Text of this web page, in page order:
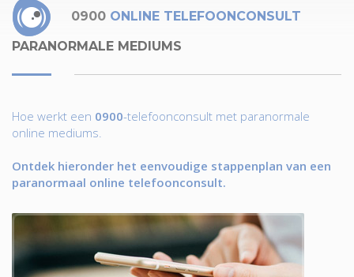
0900 ONLINE TELEFOONCONSULT
PARANORMALE MEDIUMS
Hoe werkt een 0900-telefoonconsult met paranormale
online mediums.
Ontdek hieronder het eenvoudige stappenplan van een
paranormaal online telefoonconsult.